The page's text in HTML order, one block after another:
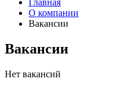
Главная
О компании
Вакансии
Вакансии
Нет вакансий